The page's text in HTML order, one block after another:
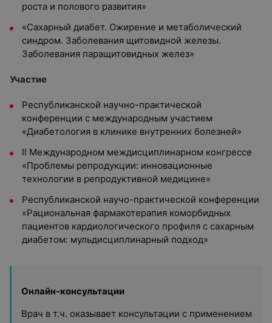
роста и полового развития»
«Сахарный диабет. Ожирение и метаболический
синдром. Заболевания щитовидной железы.
Заболевания паращитовидных желез»
Участие
Республиканской научно-практической
конференции с международным участием
«Диабетология в клинике внутренних болезней»
II Международном междисциплинарном конгрессе
«Проблемы репродукции: инновационные
технологии в репродуктивной медицине»
Республиканской научо-практической конференции
«Рациональная фармакотерапия коморбидных
пациентов кардиологического профиля с сахарным
диабетом: мульдисциплинарный подход»
Онлайн-консультации
Врач в т.ч. оказывает консультации с применением